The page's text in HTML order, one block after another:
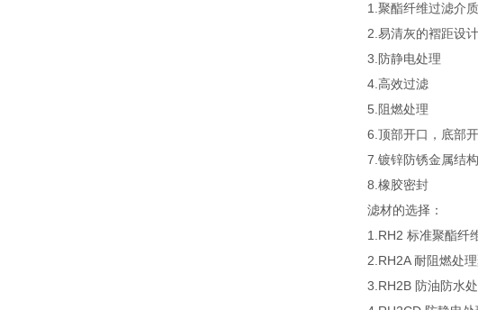
1.聚酯纤维过滤介
2.易清灰的褶距设计
3.防静电处理
4.高效过滤
5.阻燃处理
6.顶部开口，底部
7.镀锌防锈金属结
8.橡胶密封
滤材的选择：
1.RH2 标准聚酯纤
2.RH2A 耐阻燃处
3.RH2B 防油防水